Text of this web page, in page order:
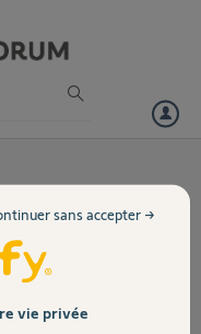
rts. Co to je za
na zakladní
vědět co to je za
a nebo kde koupím?
vie privée
sans accepter →